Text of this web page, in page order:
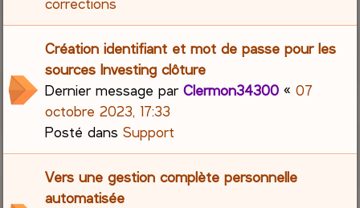
Création identifiant et mot de passe pour les
sources Investing clôture
Dernier message parClermon34300 «07
octobre 2023, 17:33
Posté dansSupport
Vers une gestion complète personnelle
automatisée